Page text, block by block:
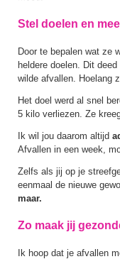
Stel doelen en
Door te bepalen wat ze
heldere doelen. Dit deed
wilde afvallen. Hoelang
Het doel werd al snel
5 kilo verliezen. Ze
Ik wil jou daarom altijd
Afvallen in een week,
Zelfs als jij op je
eenmaal de nieuwe
maar.
Zo maak jij
Ik hoop dat je afvallen